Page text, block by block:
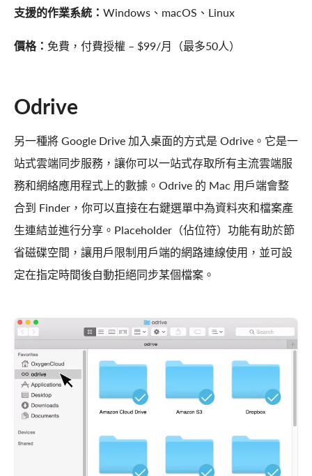
支援的作業系統： Windows、macOS、Linux
價格： 免費，付費授權 – $99/月（最多50人）
Odrive
另一種將 Google Drive 加入桌面的方式是 Odrive。它是一
站式雲端同步服務，讓你可以一站式存取所有主流雲端服
務和網絡應用程式上的數據。Odrive 的 Mac 用戶端會整
合到 Finder，你可以直接在右鍵選單中為資料夾和檔案產
生連結並進行分享。Placeholder（佔位符）功能有助於節
省磁碟空間，讓用戶限制用戶端的網路連線使用，並可設
定在指定時間後自動拒絕同步某個檔案。